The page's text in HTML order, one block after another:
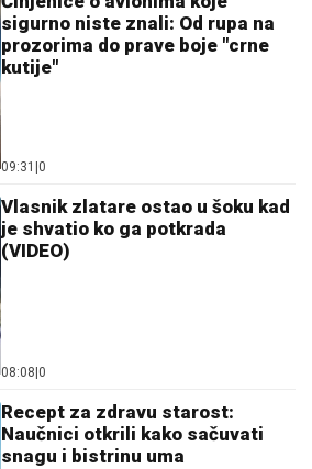
sigurno niste znali: Od rupa na
prozorima do prave boje "crne
kutije"
09:31 0
Vlasnik zlatare ostao u šoku kad
je shvatio ko ga potkrada
(VIDEO)
08:08 0
Recept za zdravu starost:
Naučnici otkrili kako sačuvati
snagu i bistrinu uma